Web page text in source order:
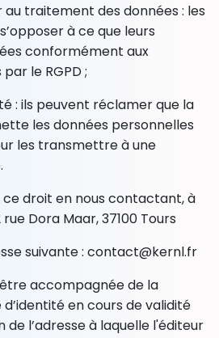
au traitement des données : les
à ce que leurs
conformément aux
le RGPD ;
: ils peuvent réclamer que la
les données personnelles
les transmettre à une
droit en nous contactant, à
rue Dora Maar, 37100 Tours
suivante : contact@kernl.fr
accompagnée de la
en cours de validité
l’adresse à laquelle l'éditeur